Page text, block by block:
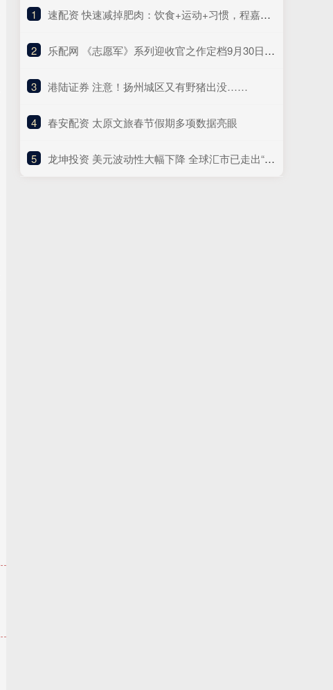
1 ​速配资 快速减掉肥肉：饮食+运动+习惯，程嘉药业科学方法全解析
2 ​乐配网 《志愿军》系列迎收官之作定档9月30日，解锁“边打边谈”新战局
3 ​港陆证券 注意！扬州城区又有野猪出没……
4 ​春安配资 太原文旅春节假期多项数据亮眼
5 ​龙坤投资 美元波动性大幅下降 全球汇市已走出“特朗普冲击”阴影？